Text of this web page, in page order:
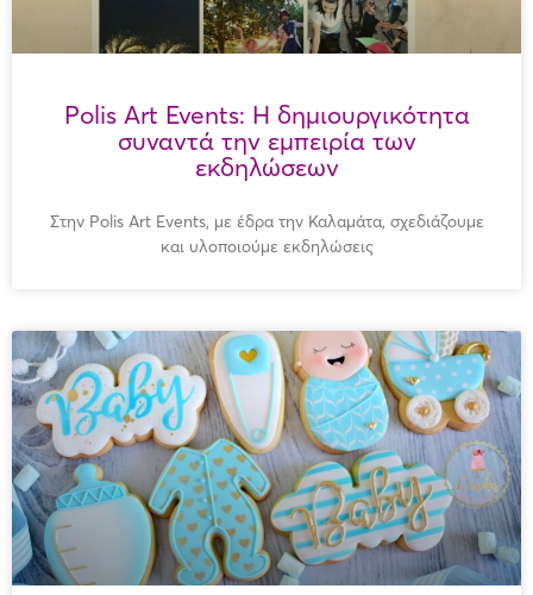
Polis Art Events: Η δημιουργικότητα
συναντά την εμπειρία των
εκδηλώσεων
Στην Polis Art Events, με έδρα την Καλαμάτα, σχεδιάζουμε
και υλοποιούμε εκδηλώσεις